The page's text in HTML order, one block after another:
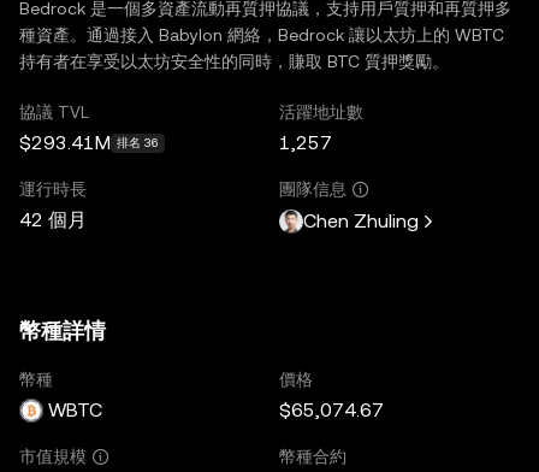
Bedrock 是一個多資產流動再質押協議，支持用戶質押和再質押多
種資產。通過接入 Babylon 網絡，Bedrock 讓以太坊上的 WBTC
持有者在享受以太坊安全性的同時，賺取 BTC 質押獎勵。
協議 TVL
$293.41M 排名 36
活躍地址數
1,257
運行時長
42 個月
團隊信息
Chen Zhuling
幣種詳情
幣種
WBTC
價格
$65,074.67
市值規模 幣種合約